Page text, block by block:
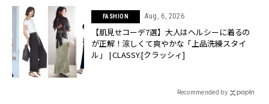
FASHION Aug, 6, 2026
【肌見せコーデ7選】大人はヘルシーに着るの
が正解！涼しくて爽やかな「上品洗練スタイ
ル」 | CLASSY.[クラッシィ]
Recommended by